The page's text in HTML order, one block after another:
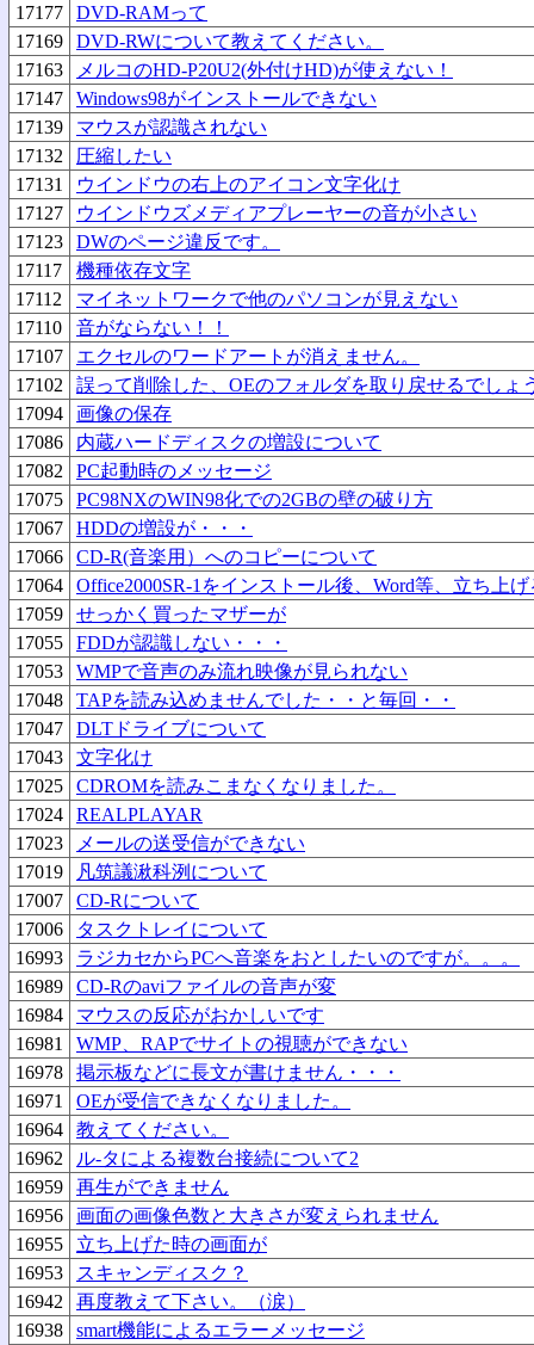
17177
DVD-RAMって
17169
DVD-RWについて教えてください。
17163
メルコのHD-P20U2(外付けHD)が使えない！
17147
Windows98がインストールできない
17139
マウスが認識されない
17132
圧縮したい
17131
ウインドウの右上のアイコン文字化け
17127
ウインドウズメディアプレーヤーの音が小さい
17123
DWのページ違反です。
17117
機種依存文字
17112
マイネットワークで他のパソコンが見えない
17110
音がならない！！
17107
エクセルのワードアートが消えません。
17102
誤って削除した、OEのフォルダを取り戻せるでしょ
17094
画像の保存
17086
内蔵ハードディスクの増設について
17082
PC起動時のメッセージ
17075
PC98NXのWIN98化での2GBの壁の破り方
17067
HDDの増設が・・・
17066
CD-R(音楽用）へのコピーについて
17064
Office2000SR-1をインストール後、Word等、立ち上
17059
せっかく買ったマザーが
17055
FDDが認識しない・・・
17053
WMPで音声のみ流れ映像が見られない
17048
TAPを読み込めませんでした・・と毎回・・
17047
DLTドライブについて
17043
文字化け
17025
CDROMを読みこまなくなりました。
17024
REALPLAYAR
17023
メールの送受信ができない
17019
凡筑議湫科洌について
17007
CD-Rについて
17006
タスクトレイについて
16993
ラジカセからPCへ音楽をおとしたいのですが。。。
16989
CD-Rのaviファイルの音声が変
16984
マウスの反応がおかしいです
16981
WMP、RAPでサイトの視聴ができない
16978
掲示板などに長文が書けません・・・
16971
OEが受信できなくなりました。
16964
教えてください。
16962
ル-タによる複数台接続について2
16959
再生ができません
16956
画面の画像色数と大きさが変えられません
16955
立ち上げた時の画面が
16953
スキャンディスク？
16942
再度教えて下さい。（涙）
16938
smart機能によるエラーメッセージ